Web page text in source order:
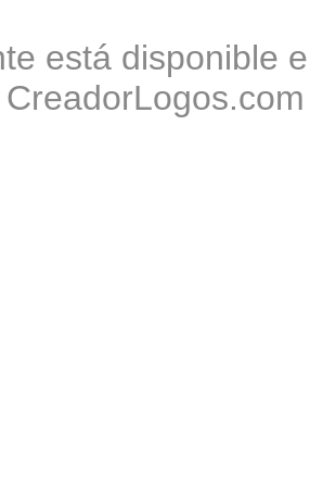
está disponible